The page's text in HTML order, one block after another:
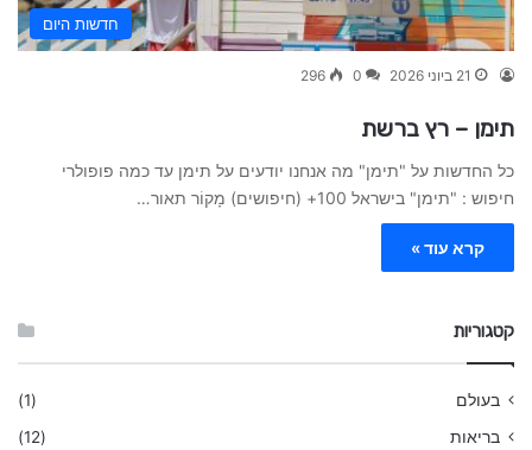
חדשות היום
21 ביוני 2026 0
296
תימן – רץ ברשת
כל החדשות על "תימן" מה אנחנו יודעים על תימן עד כמה פופולרי
חיפוש : "תימן" בישראל 100+ (חיפושים) מָקוֹר תאור…
קרא עוד »
קטגוריות
בעולם
(1)
בריאות
(12)